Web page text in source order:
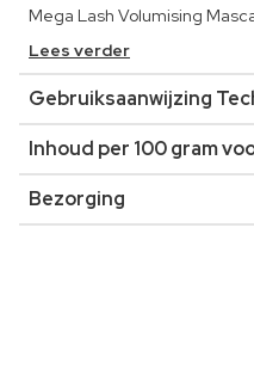
Mega Lash Volumising
Lees verder
Gebruiksaanwijzing
Inhoud per 100 gram
Bezorging